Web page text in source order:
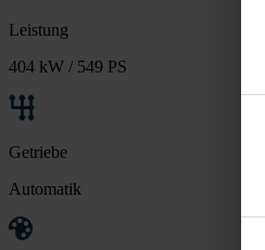
Leistung
404 kW / 549 PS
Getriebe
Automatik